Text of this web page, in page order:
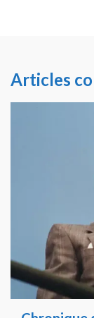
Articles